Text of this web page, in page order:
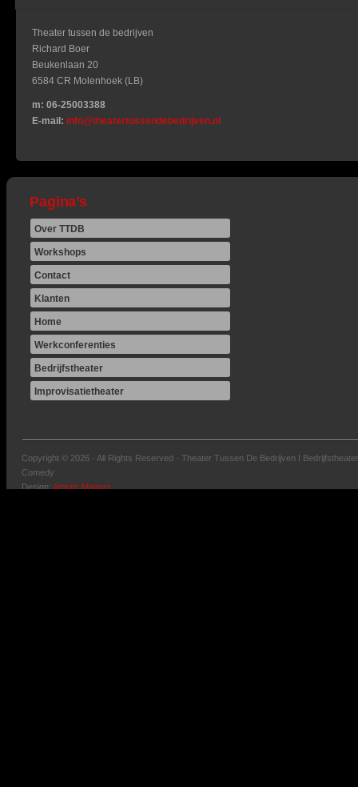
Theater tussen de bedrijven
Richard Boer
Beukenlaan 20
6584 CR Molenhoek (LB)
m: 06-25003388
E-mail: info@theatertussendebedrijven.nl
Pagina’s
Over TTDB
Workshops
Contact
Klanten
Home
Werkconferenties
Bedrijfstheater
Improvisatietheater
Copyright © 2026 · All Rights Reserved · Theater Tussen De Bedrijven I
Comedy
Design:Artistic Matters